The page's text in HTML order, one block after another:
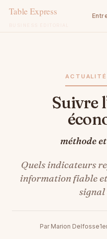
Suivre l’actualité
méthode
Quels indicateurs
information fiable
Par Marion Delfosse